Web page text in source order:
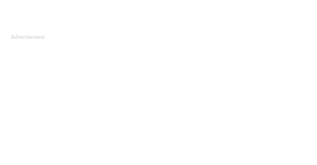
Advertisement